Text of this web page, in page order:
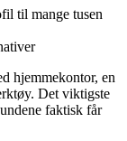
til mange tusen
hjemmekontor, en
Det viktigste
faktisk får